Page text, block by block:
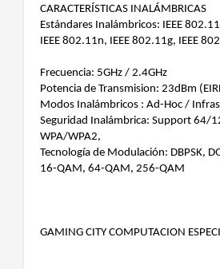
CARACTERÍSTICAS INALÁMBRICAS
Estándares Inalámbricos: IEEE
IEEE 802.11n, IEEE 802.11g, IEEE
Frecuencia: 5GHz / 2.4GHz
Potencia de Transmision: 23dBm
Modos Inalámbricos : Ad-Hoc /
Seguridad Inalámbrica: Support 64/
WPA/WPA2,
Tecnología de Modulación: DBPSK,
16-QAM, 64-QAM, 256-QAM
GAMING CITY COMPUTACION